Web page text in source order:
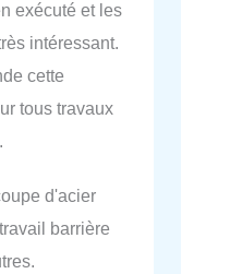
exécuté et les
intéressant.
cette
tous travaux
d'acier
barrière